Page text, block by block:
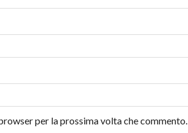
per la prossima volta che commento.